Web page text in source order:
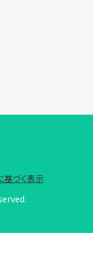
づく表示